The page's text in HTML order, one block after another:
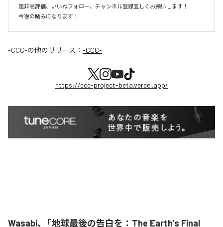
是非高評価、いいねフォロー、チャンネル登録宜しくお願いします！
今後の励みになります！
-CCC-の他のリリース： -CCC-
https://ccc-project-beta.vercel.app/
Wasabi、「地球最後の告白を：The Earth's Final